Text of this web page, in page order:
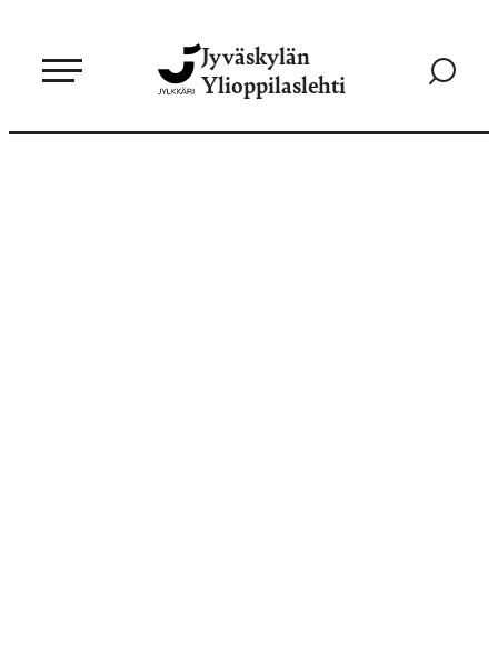
sisältöön
Jyväskylän
Ylioppilaslehti
Siirry